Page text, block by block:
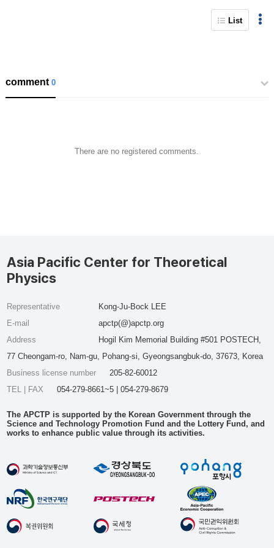
List
comment0
There are no registered comments.
Asia Pacific Center for Theoretical
Physics
Representative
Kong-Ju-Bock LEE
E-mail
apctp(@)apctp.org
Address
Hogil Kim Memorial Building #501 POSTECH,
77 Cheongam-ro, Nam-gu, Pohang-si, Gyeongsangbuk-do, 37673, Korea
Business license number
205-82-60012
TEL | FAX
054-279-8661~5 | 054-279-8679
The APCTP is supported by the Korean Government through the
Science and Technology Promotion Fund and the Lottery Fund, and
works to enhance public value through its activities.